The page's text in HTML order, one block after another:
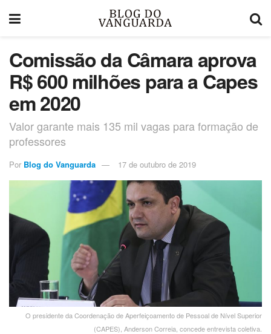
Comissão da Câmara aprova
R$ 600 milhões para a Capes
em 2020
Valor garante mais 135 mil vagas para formação de
professores
Por Blog do Vanguarda 17 de outubro de 2019
O presidente da Coordenação de Aperfeiçoamento de Pessoal de Nível Superior
(CAPES), Anderson Correia, concede entrevista coletiva.